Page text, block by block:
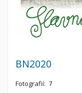
BN2020
Fotografií: 7